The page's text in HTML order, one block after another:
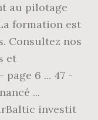
au pilotage
formation est
Consultez nos
et
6 ... 47 -
...
investit